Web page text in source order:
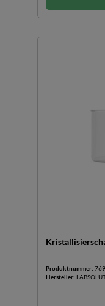
Produktnummer:
Hersteller: